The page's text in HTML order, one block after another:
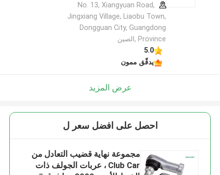
No. 13, Xiangyuan Road,
Jingxiang Village, Liaobu Town,
Dongguan City, Guangdong
Province ,الصين
5.0
يدقّق ممون
عرض المزيد
احصل على افضل سعر ل
مجموعة نهاية قضيب التعادل من
Club Car ، عربات الجولف ذات